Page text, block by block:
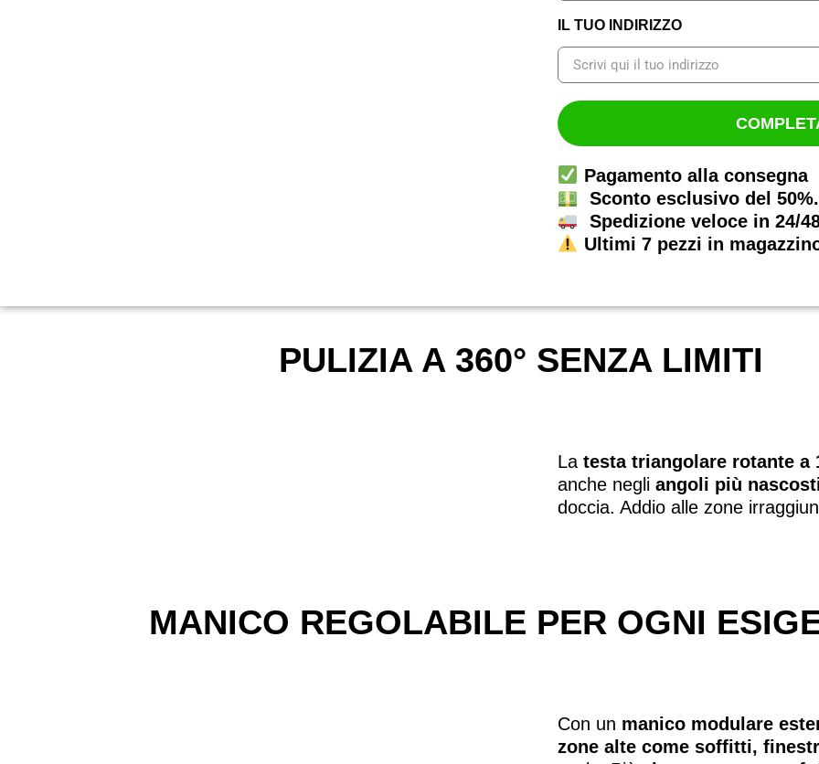
IL TUO INDIRIZZO
Pagamento alla consegna
Sconto esclusivo del 50%.
Spedizione veloce in 24/
Ultimi 7 pezzi in
PULIZIA A 360° SENZA LIMITI
La testa triangolare rotante a
anche negli angoli più
doccia. Addio alle zone
MANICO REGOLABILE PER OGNI
Con un manico modulare
zone alte come soffitti,